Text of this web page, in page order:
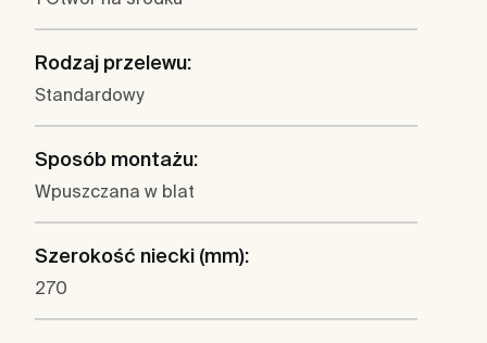
Rodzaj przelewu:
Standardowy
Sposób montażu:
Wpuszczana w blat
Szerokość niecki (mm):
270